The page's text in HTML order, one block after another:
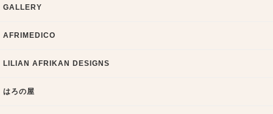
GALLERY
AFRIMEDICO
LILIAN AFRIKAN DESIGNS
はろの屋